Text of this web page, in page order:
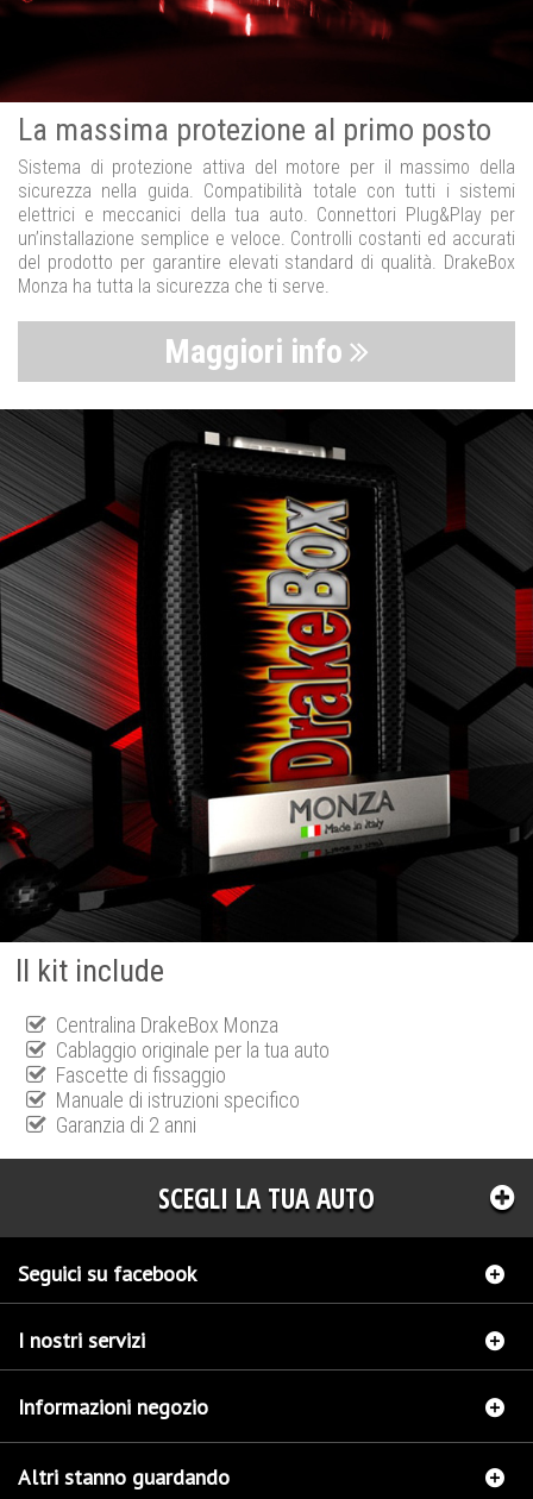
La massima protezione al primo posto
Sistema di protezione attiva del motore per il massimo della
sicurezza nella guida. Compatibilità totale con tutti i sistemi
elettrici e meccanici della tua auto. Connettori Plug&Play per
un’installazione semplice e veloce. Controlli costanti ed accurati
del prodotto per garantire elevati standard di qualità. DrakeBox
Monza ha tutta la sicurezza che ti serve.
Maggiori info
Il kit include
Centralina DrakeBox Monza
Cablaggio originale per la tua auto
Fascette di fissaggio
Manuale di istruzioni specifico
Garanzia di 2 anni
SCEGLI LA TUA AUTO
Seguici su facebook
I nostri servizi
Informazioni negozio
Altri stanno guardando